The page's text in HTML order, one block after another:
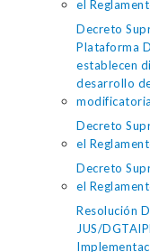
el
Decreto
Plataforma
establecen
desarrollo
Decreto
el
Decreto
el
Resolución
JUS/